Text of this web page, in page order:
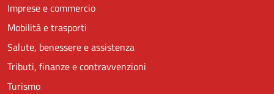
Imprese e commercio
Mobilità e trasporti
Salute, benessere e assistenza
Tributi, finanze e contravvenzioni
Turismo